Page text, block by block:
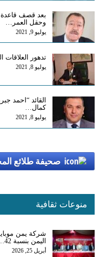
بعد قصف قاعدة
وحقل العمر…
يوليو 9, 2021
تدهور العلاقات
يوليو 8, 2021
القائد “احمد
كمال…
يوليو 8, 2021
صحيفة طلائع
منوعات ثقافية
شركة يمن
اليمن بنسبة 42…
أبريل 25, 2026